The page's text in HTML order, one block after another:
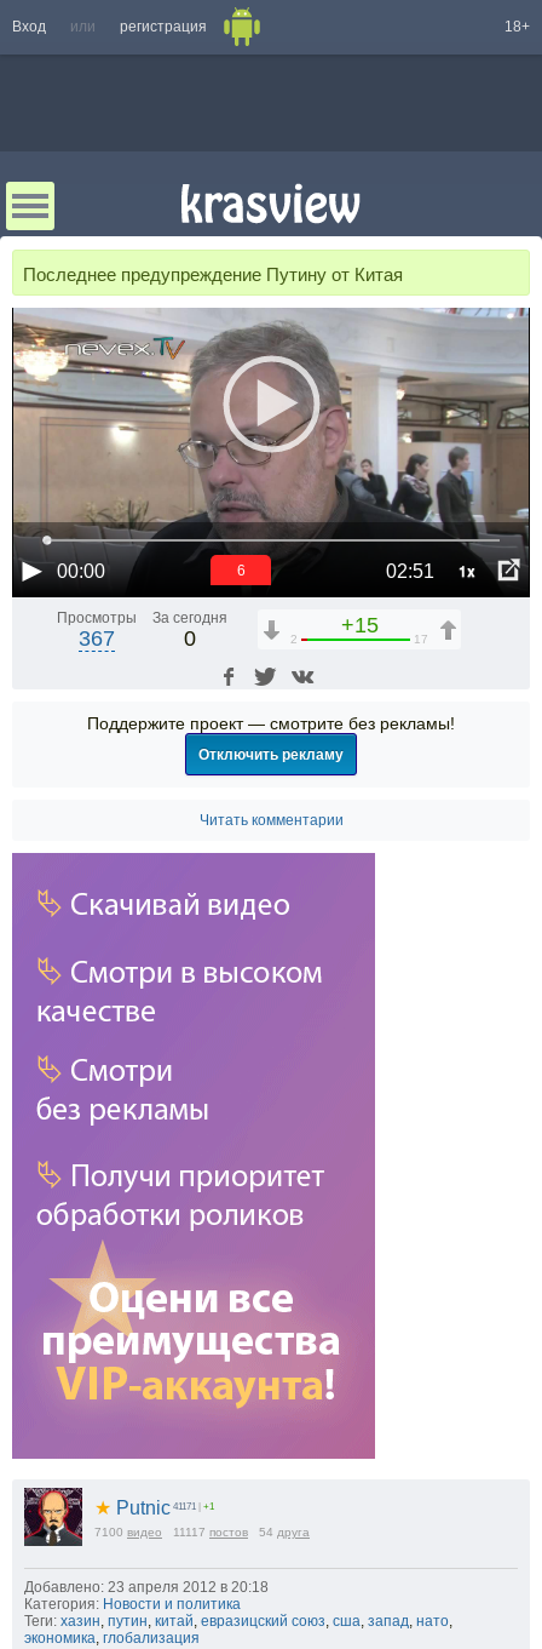
Вход или регистрация 18+
Последнее предупреждение Путину от Китая
00:00 02:51 1x
5
Просмотры
367
За сегодня
0
+15
2 17
Поддержите проект — смотрите без рекламы!
Отключить рекламу
Читать комментарии
★ Putnic 41171 +1
7100 видео 11117 постов 54 друга
Добавлено: 23 апреля 2012 в 20:18
Категория: Новости и политика
Теги: хазин, путин, китай, евразицский союз, сша, запад, нато,
экономика, глобализация